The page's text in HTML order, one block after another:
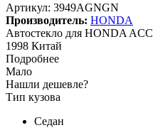
Артикул: 3949AGNGN
Производитель: HONDA
Автостекло для HONDA
1998 Китай
Подробнее
Мало
Нашли дешевле?
Тип кузова
Седан